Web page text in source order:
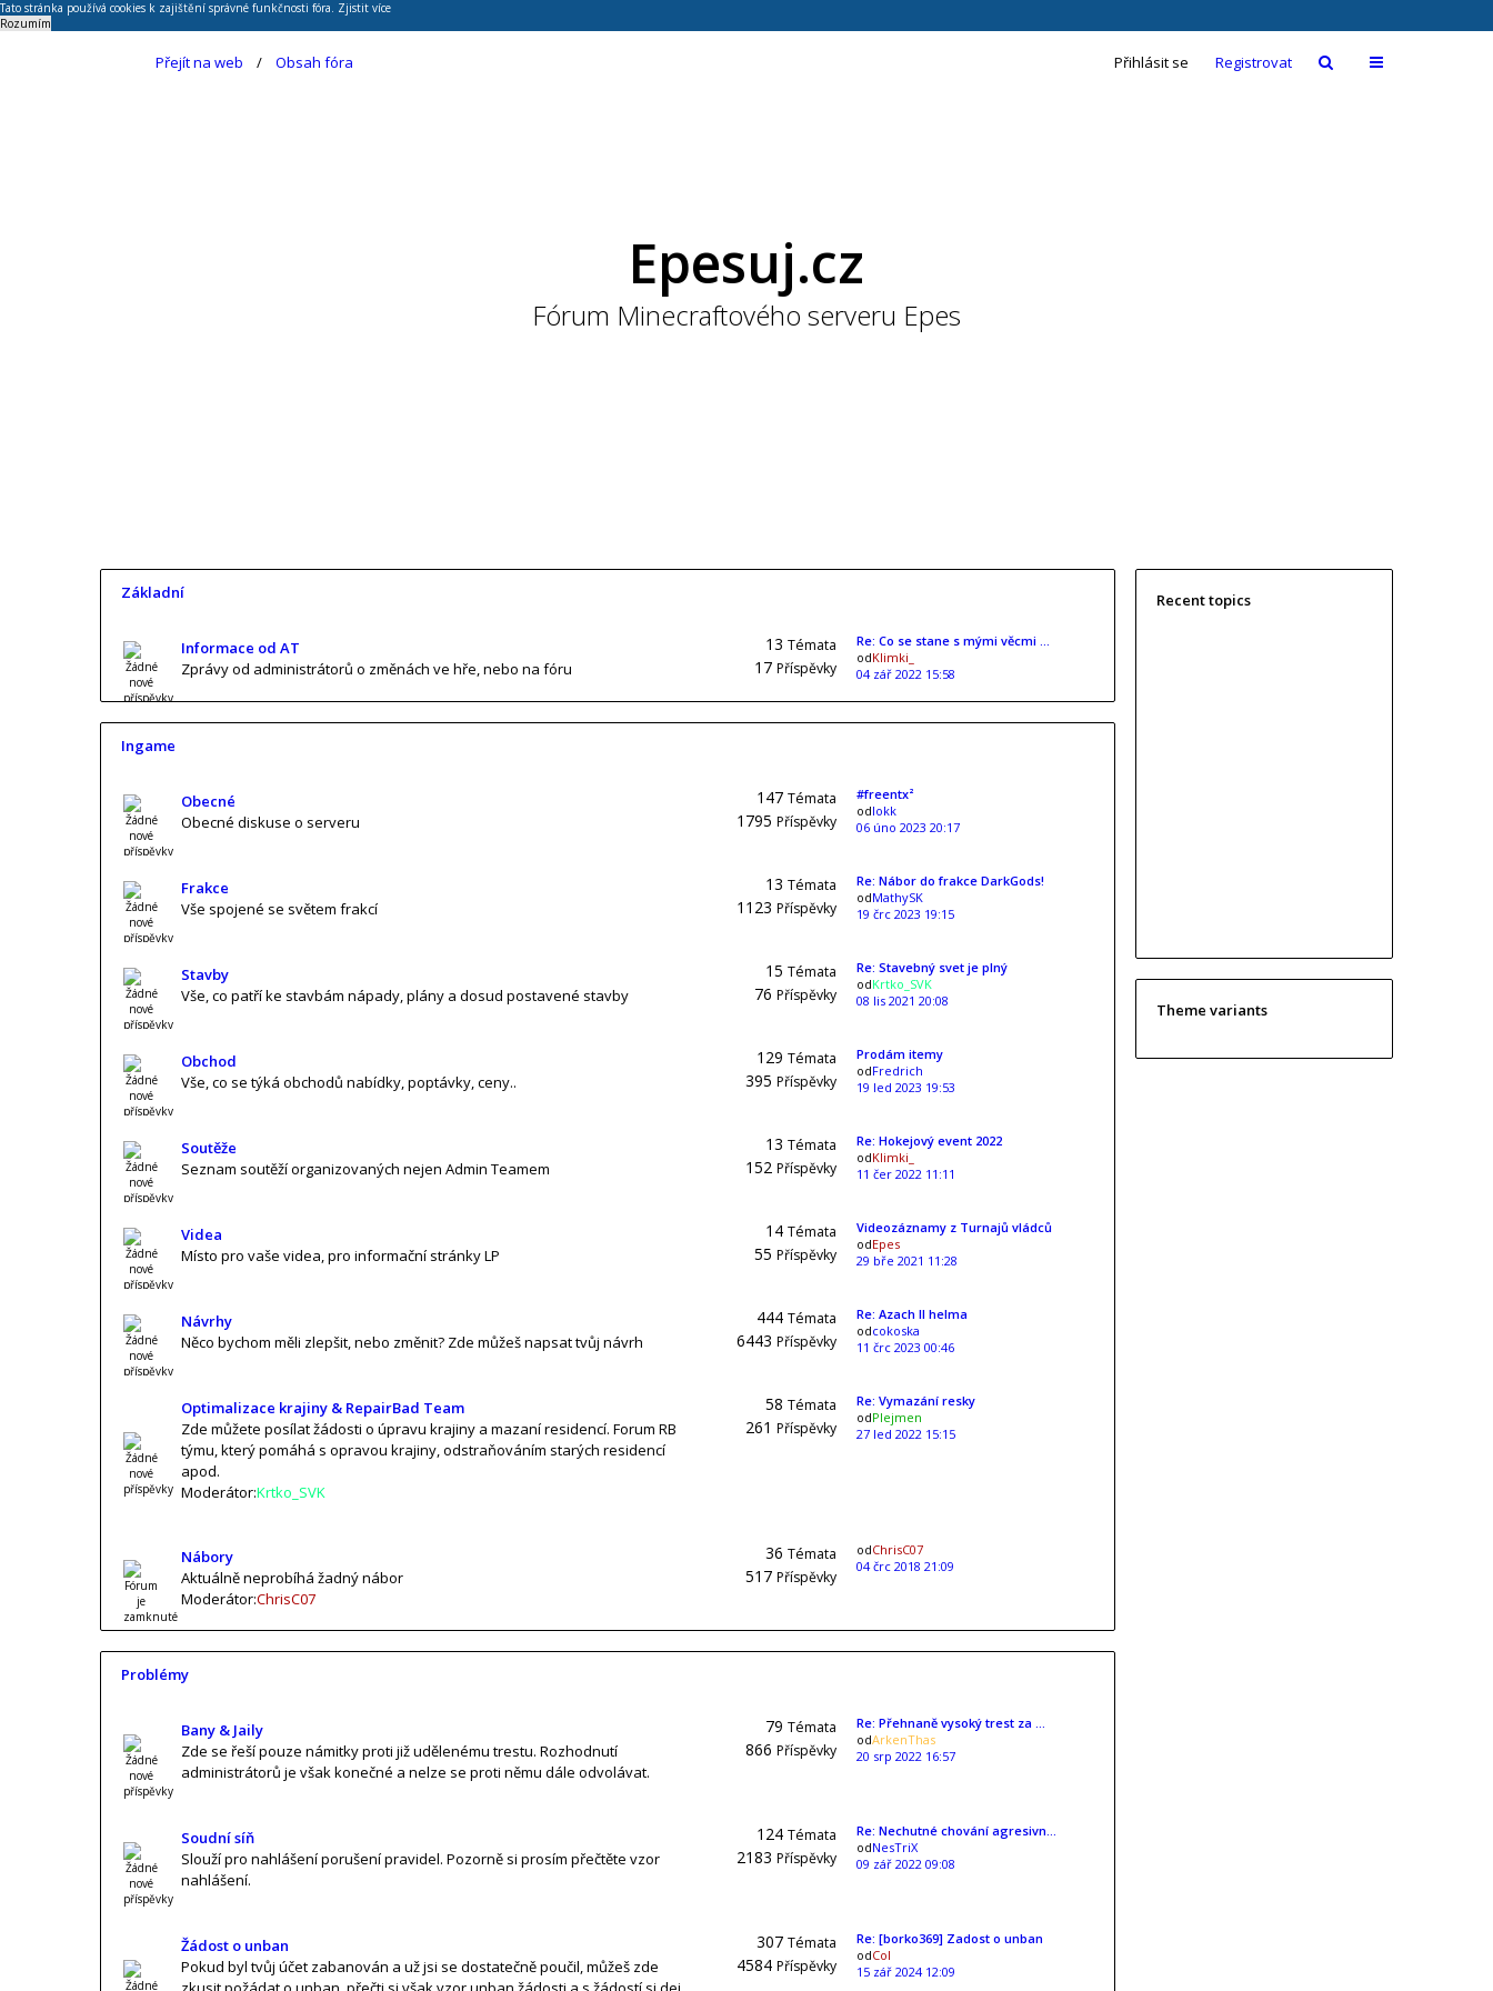
Tato stránka používá cookies k zajištění správné funkčnosti fóra. Zjistit více
Rozumím
Přihlásit se Registrovat
Přejít na web Obsah fóra
Epesuj.cz
Fórum Minecraftového serveru Epes
Základní
Informace od AT
Zprávy od administrátorů o změnách ve hře, nebo na fóru
13 Témata
17 Příspěvky
Re: Co se stane s mými věcmi …
odKlimki_
04 zář 2022 15:58
Ingame
Obecné
Obecné diskuse o serveru
147 Témata
1795 Příspěvky
#freentx²
odlokk
06 úno 2023 20:17
Frakce
Vše spojené se světem frakcí
13 Témata
1123 Příspěvky
Re: Nábor do frakce DarkGods!
odMathySK
19 črc 2023 19:15
Stavby
Vše, co patří ke stavbám nápady, plány a dosud postavené stavby
15 Témata
76 Příspěvky
Re: Stavebný svet je plný
odKrtko_SVK
08 lis 2021 20:08
Obchod
Vše, co se týká obchodů nabídky, poptávky, ceny..
129 Témata
395 Příspěvky
Prodám itemy
odFredrich
19 led 2023 19:53
Soutěže
Seznam soutěží organizovaných nejen Admin Teamem
13 Témata
152 Příspěvky
Re: Hokejový event 2022
odKlimki_
11 čer 2022 11:11
Videa
Místo pro vaše videa, pro informační stránky LP
14 Témata
55 Příspěvky
Videozáznamy z Turnajů vládců
odEpes
29 bře 2021 11:28
Návrhy
Něco bychom měli zlepšit, nebo změnit? Zde můžeš napsat tvůj návrh
444 Témata
6443 Příspěvky
Re: Azach II helma
odcokoska
11 črc 2023 00:46
Optimalizace krajiny & RepairBad Team
Zde můžete posílat žádosti o úpravu krajiny a mazaní residencí. Forum RB
týmu, který pomáhá s opravou krajiny, odstraňováním starých residencí
apod.
Moderátor:Krtko_SVK
58 Témata
261 Příspěvky
Re: Vymazání resky
odPlejmen
27 led 2022 15:15
Nábory
Aktuálně neprobíhá žadný nábor
Moderátor:ChrisC07
36 Témata
517 Příspěvky
odChrisC07
04 črc 2018 21:09
Problémy
Bany & Jaily
Zde se řeší pouze námitky proti již udělenému trestu. Rozhodnutí
administrátorů je však konečné a nelze se proti němu dále odvolávat.
79 Témata
866 Příspěvky
Re: Přehnaně vysoký trest za …
odArkenThas
20 srp 2022 16:57
Soudní síň
Slouží pro nahlášení porušení pravidel. Pozorně si prosím přečtěte vzor
nahlášení.
124 Témata
2183 Příspěvky
Re: Nechutné chování agresivn…
odNesTriX
09 zář 2022 09:08
Žádost o unban
Pokud byl tvůj účet zabanován a už jsi se dostatečně poučil, můžeš zde
307 Témata
4584 Příspěvky
Re: [borko369] Zadost o unban
odCol
15 zář 2024 12:09
Recent topics
Theme variants